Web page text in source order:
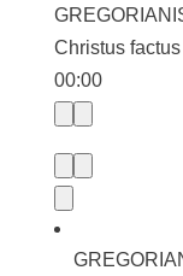
Christus
00:00